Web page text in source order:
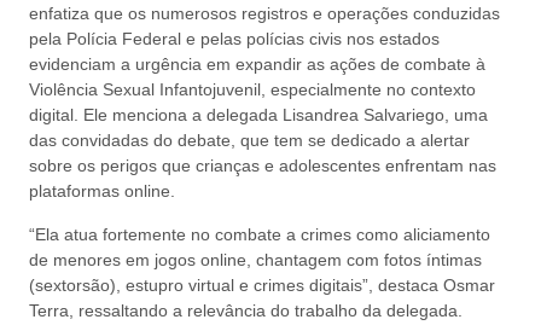
enfatiza que os numerosos registros e operações conduzidas
pela Polícia Federal e pelas polícias civis nos estados
evidenciam a urgência em expandir as ações de combate à
Violência Sexual Infantojuvenil, especialmente no contexto
digital. Ele menciona a delegada Lisandrea Salvariego, uma
das convidadas do debate, que tem se dedicado a alertar
sobre os perigos que crianças e adolescentes enfrentam nas
plataformas online.
“Ela atua fortemente no combate a crimes como aliciamento
de menores em jogos online, chantagem com fotos íntimas
(sextorsão), estupro virtual e crimes digitais”, destaca Osmar
Terra, ressaltando a relevância do trabalho da delegada.